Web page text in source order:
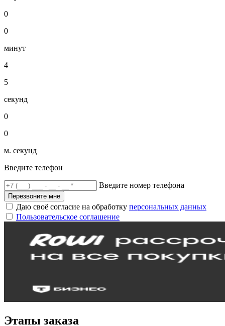
0
0
минут
4
5
секунд
0
0
м. секунд
Введите телефон
Введите номер телефона
Перезвоните мне
Даю своё согласие на обработку персональных данных
Пользовательское соглашение
Этапы заказа